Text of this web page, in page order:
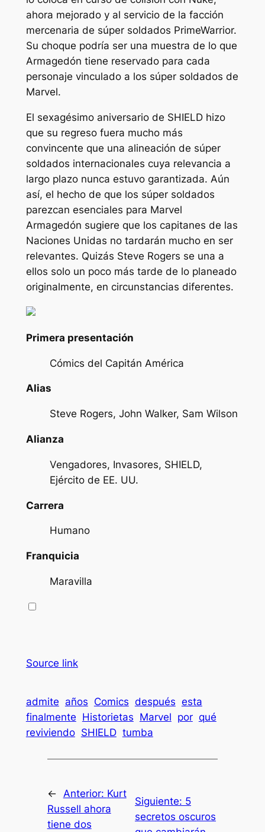
ahora mejorado y al servicio de la facción
mercenaria de súper soldados PrimeWarrior.
Su choque podría ser una muestra de lo que
Armagedón tiene reservado para cada
personaje vinculado a los súper soldados de
Marvel.
El sexagésimo aniversario de SHIELD hizo
que su regreso fuera mucho más
convincente que una alineación de súper
soldados internacionales cuya relevancia a
largo plazo nunca estuvo garantizada. Aún
así, el hecho de que los súper soldados
parezcan esenciales para Marvel
Armagedón sugiere que los capitanes de las
Naciones Unidas no tardarán mucho en ser
relevantes. Quizás Steve Rogers se una a
ellos solo un poco más tarde de lo planeado
originalmente, en circunstancias diferentes.
Primera presentación
Cómics del Capitán América
Alias
Steve Rogers, John Walker, Sam Wilson
Alianza
Vengadores, Invasores, SHIELD,
Ejército de EE. UU.
Carrera
Humano
Franquicia
Maravilla
Source link
admite años Comics después esta
finalmente Historietas Marvel por qué
reviviendo SHIELD tumba
← Anterior: Kurt
Russell ahora
tiene dos
Siguiente: 5
secretos oscuros